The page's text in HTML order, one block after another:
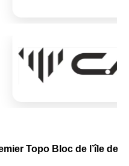
Topo Bloc de l’île de